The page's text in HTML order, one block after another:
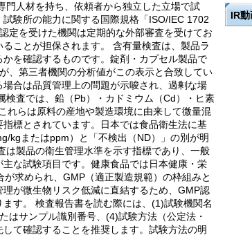
人材を持ち、依頼者から独立した立場で試
験所の能力に関する国際規格「ISO/IEC 1702
定を受けた機関は定期的な外部審査を受けてお
ことが担保されます。 含有量検査は、製品ラ
を確認するものです。錠剤・カプセル製品で
、第三者機関の分析値がこの表示と合致してい
合は品質管理上の問題が示唆され、過剰な場
査では、鉛（Pb）・カドミウム（Cd）・ヒ素
れらは原料の産地や製造環境に由来して微量混
標とされています。日本では食品衛生法に基
kgまたはppm）と「不検出（ND）」の別が明
製品の衛生管理水準を示す指標であり、一般
な試験項目です。健康食品では日本健康・栄
求められ、GMP（適正製造規範）の枠組みと
が微生物リスク低減に直結するため、GMP認
す。 検査報告書を読む際には、(1)試験機関名
はサンプル識別番号、(4)試験方法（公定法・
て確認することを推奨します。試験方法の明
IR動